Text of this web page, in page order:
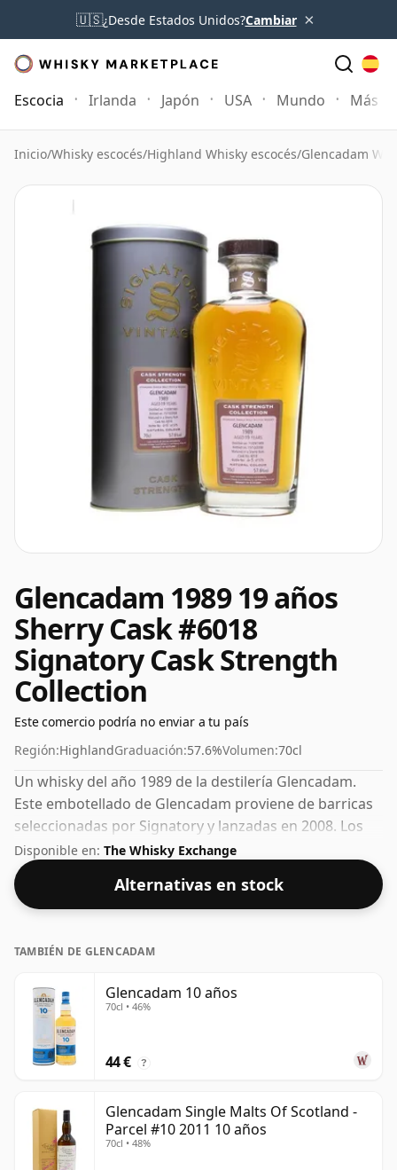
🇺🇸¿Desde Estados Unidos?Cambiar ×
Escocia Irlanda Japón USA Mundo Más
Inicio/Whisky escocés/Highland Whisky escocés/Glencadam
Glencadam 1989 19 años
Sherry Cask #6018
Signatory Cask Strength
Collection
Este comercio podría no enviar a tu país
Región:HighlandGraduación:57.6%Volumen:70cl
Un whisky del año 1989 de la destilería Glencadam.
Este embotellado de Glencadam proviene de barricas
seleccionadas por Signatory y lanzadas en 2008. Los
fanáticos de los whiskies de mayor graduación no se
sentirán decepcionados con este embotellado que
tiene un 57,6% ABV.
Disponible en: The Whisky Exchange
Alternativas en stock
TAMBIÉN DE GLENCADAM
Glencadam 10 años
70cl • 46%
44 € ?
Glencadam Single Malts Of Scotland -
Parcel #10 2011 10 años
70cl • 48%